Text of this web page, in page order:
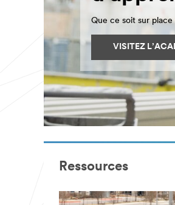
Que ce soit sur
VISITEZ
Ressources